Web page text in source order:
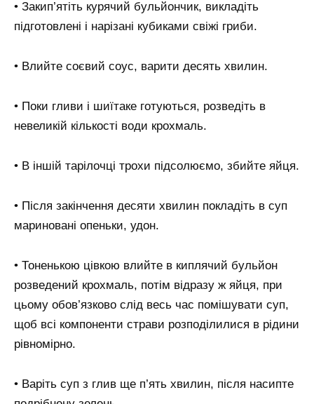
• Закип’ятіть курячий бульйончик, викладіть
підготовлені і нарізані кубиками свіжі гриби.
• Влийте соєвий соус, варити десять хвилин.
• Поки гливи і шиїтаке готуються, розведіть в
невеликій кількості води крохмаль.
• В іншій тарілочці трохи підсолюємо, збийте яйця.
• Після закінчення десяти хвилин покладіть в суп
мариновані опеньки, удон.
• Тоненькою цівкою влийте в киплячий бульйон
розведений крохмаль, потім відразу ж яйця, при
цьому обов’язково слід весь час помішувати суп,
щоб всі компоненти страви розподілилися в рідини
рівномірно.
• Варіть суп з глив ще п’ять хвилин, після насипте